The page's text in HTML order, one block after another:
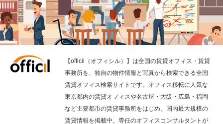
【officil（オフィシル）】は全国の賃貸オフィス・賃貸
事務所を、独自の物件情報と写真から検索できる全国
賃貸オフィス検索サイトです。オフィス移転に人気な
東京都内の賃貸オフィスや名古屋・大阪・広島・福岡
など主要都市の賃貸事務所をはじめ、国内最大規模の
賃貸情報を掲載中。専任のオフィスコンサルタントが